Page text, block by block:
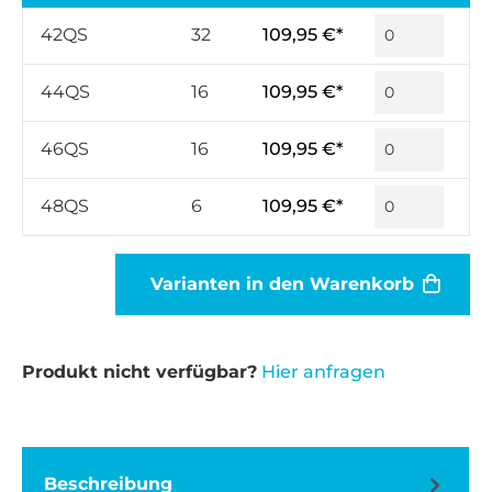
42QS 32 109,95 €*
44QS 16 109,95 €*
46QS 16 109,95 €*
48QS 6 109,95 €*
Varianten in den Warenkorb
Produkt nicht verfügbar? Hier anfragen
Beschreibung